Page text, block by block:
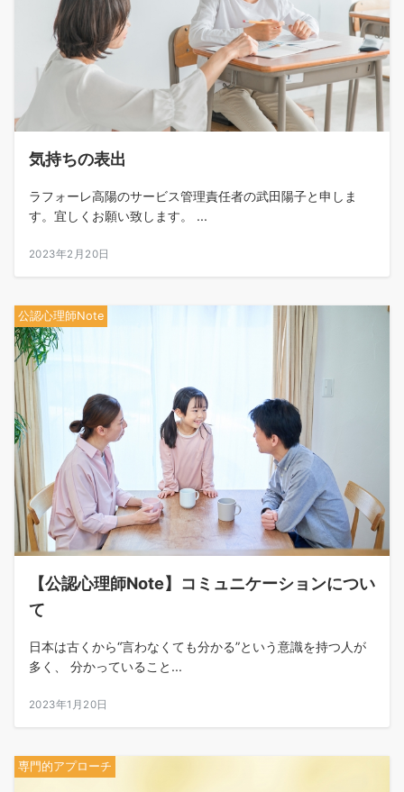
気持ちの表出
ラフォーレ高陽のサービス管理責任者の武田陽子と申しま
す。宜しくお願い致します。 ...
2023年2月20日
公認心理師Note
【公認心理師Note】コミュニケーションについ
て
日本は古くから“言わなくても分かる”という意識を持つ人が
多く、 分かっていること...
2023年1月20日
専門的アプローチ